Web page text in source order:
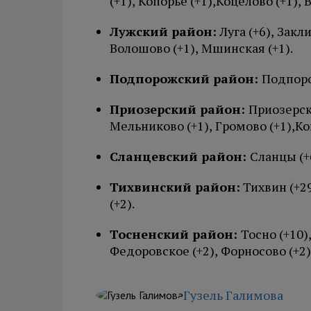
Лужский район: Луга (+6),
Волошово (+1), Мшинская (+1).
Подпорожский район:
Приозерский район:
Мельниково (+1), Громово
Сланцевский район: Сланцы
Тихвинский район: Тихвин
(+2).
Тосненский район: Тосно
Федоровское (+2), Форносово
Гузель Галимова